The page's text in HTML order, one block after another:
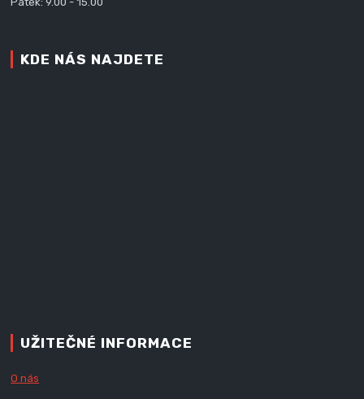
KDE NÁS NAJDETE
UŽITEČNÉ INFORMACE
O nás